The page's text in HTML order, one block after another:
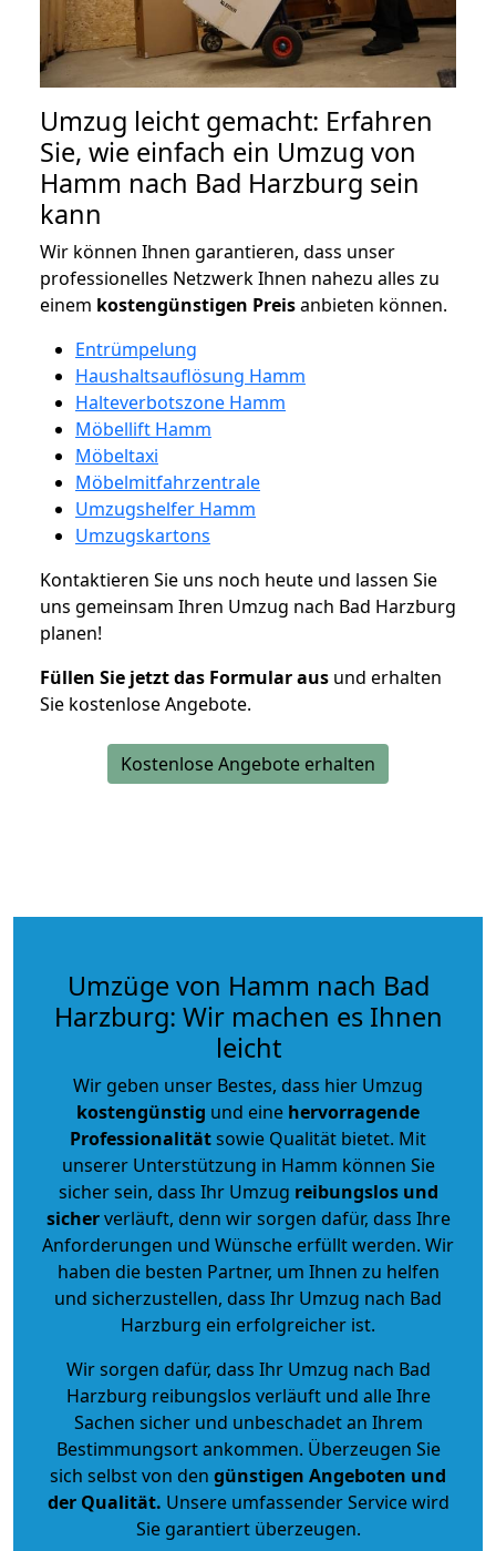
Umzug leicht gemacht: Erfahren
Sie, wie einfach ein Umzug von
Hamm nach Bad Harzburg sein
kann
Wir können Ihnen garantieren, dass unser
professionelles Netzwerk Ihnen nahezu alles zu
einem kostengünstigen Preisanbieten können.
Entrümpelung
Haushaltsauflösung Hamm
Halteverbotszone Hamm
Möbellift Hamm
Möbeltaxi
Möbelmitfahrzentrale
Umzugshelfer Hamm
Umzugskartons
Kontaktieren Sie uns noch heute und lassen Sie
uns gemeinsam Ihren Umzug nach Bad Harzburg
planen!
Füllen Sie jetzt das Formular aus und erhalten
Sie kostenlose Angebote.
Kostenlose Angebote erhalten
Umzüge von Hamm nach Bad
Harzburg: Wir machen es Ihnen
leicht
Wir geben unser Bestes, dass hier Umzug
kostengünstig und eine hervorragende
Professionalitätsowie Qualität bietet. Mit
unserer Unterstützung in Hamm können Sie
sicher sein, dass Ihr Umzug reibungslos und
sicherverläuft, denn wir sorgen dafür, dass Ihre
Anforderungen und Wünsche erfüllt werden. Wir
haben die besten Partner, um Ihnen zu helfen
und sicherzustellen, dass Ihr Umzug nach Bad
Harzburg ein erfolgreicher ist.
Wir sorgen dafür, dass Ihr Umzug nach Bad
Harzburg reibungslos verläuft und alle Ihre
Sachen sicher und unbeschadet an Ihrem
Bestimmungsort ankommen. Überzeugen Sie
sich selbst von den günstigen Angeboten und
der Qualität. Unsere umfassender Service wird
Sie garantiert überzeugen.